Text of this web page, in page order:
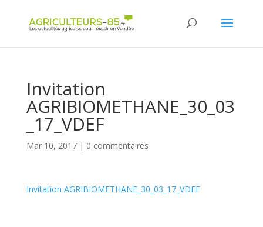
Invitation
AGRIBIOMETHANE_30_03
_17_VDEF
Mar 10, 2017| 0 commentaires
Invitation AGRIBIOMETHANE_30_03_17_VDEF